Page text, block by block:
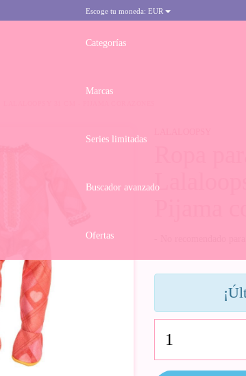
Escoge tu moneda: EUR
Categorías
Marcas
Series limitadas
Buscador avanzado
Ofertas